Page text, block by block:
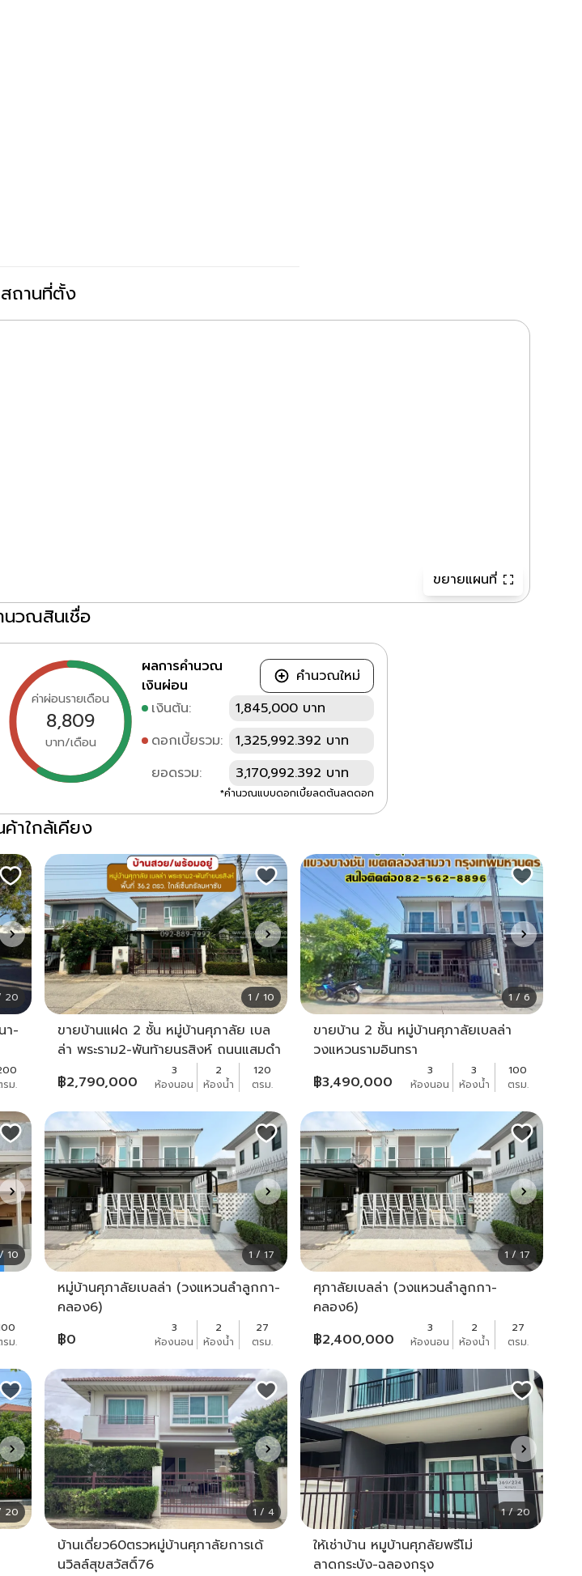
สถานที่ตั้ง
ขยายแผนที่
นวณสินเชื่อ
ค่าผ่อนรายเดือน
8,809
บาท/เดือน
ผลการคำนวณ
เงินผ่อน
คำนวณใหม่
เงินต้น:
1,845,000 บาท
ดอกเบี้ยรวม:
1,325,992.392 บาท
ยอดรวม:
3,170,992.392 บาท
*คำนวณแบบดอกเบี้ยลดต้นลดดอก
าใกล้เคียง
20
า-
ม.
1 / 10
ขายบ้านแฝด 2 ชั้น หมู่บ้านศุภาลัย เบล
ล่า พระราม2-พันท้ายนรสิงห์ ถนนแสมดำ
พื้นที่ 36.2 ตรว. ขาย 2.79 ล้านบาท
สภาพสวยพร้อมอยู่ ใกล้เซ็นทรัลมหาชัย
฿2,790,000
3
ห้องนอน
2
ห้องน้ำ
120
ตรม.
1 / 6
ขายบ้าน 2 ชั้น หมู่บ้านศุภาลัยเบลล่า
วงแหวนรามอินทรา
฿3,490,000
3
ห้องนอน
3
ห้องน้ำ
100
ตรม.
10
ม.
1 / 17
หมู่บ้านศุภาลัยเบลล่า (วงแหวนลำลูกกา-
คลอง6)
฿0
3
ห้องนอน
2
ห้องน้ำ
27
ตรม.
1 / 17
ศุภาลัยเบลล่า (วงแหวนลำลูกกา-
คลอง6)
฿2,400,000
3
ห้องนอน
2
ห้องน้ำ
27
ตรม.
20 1 / 4
บ้านเดี่ยว60ตรว​หมู่บ้านศุภาลัยการเด้
นวิลล์สุขสวัสดิ์76
1 / 20
ให้เช่าบ้าน หมูบ้านศุภลัยพรีโม่
ลาดกระบัง-ฉลองกรุง